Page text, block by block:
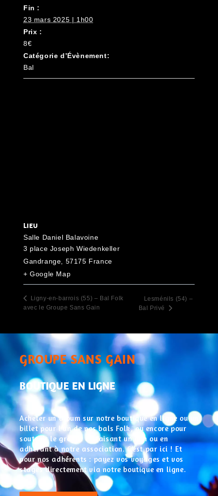
Fin :
23 mars 2025 | 1h00
Prix :
8€
Catégorie d’Évènement:
Bal
LIEU
Salle Daniel Balavoine
3 place Joseph Wiedenkeller
Gandrange
57175 France
+ Google Map
Ligny-en-barrois (55) – Bal Folk
avec le Groupe Sans Gain
Lesménils (54) –
Bal Privé
GROUPE SANS GAIN
BOUTIQUE EN LIGNE
Acheter un album sur notre boutique en ligne ou un
billet pour l’un de nos bals Folk, ou encore pour
soutenir le groupe en faisant un don ou en
adhérant à notre association. C’est par ici ! Et
pour nos adhérents : payez vos voyages et vos
stages directement via notre boutique en ligne.